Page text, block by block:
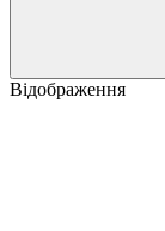
Відображення